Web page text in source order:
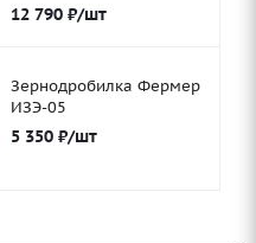
12 790₽/шт
Зернодробилка Фермер
ИЗЭ-05
5 350₽/шт